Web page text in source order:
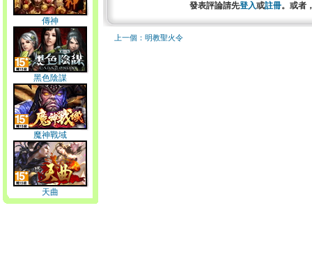
傳神
黑色陰謀
魔神戰域
天曲
發表評論請先登入或註冊。或者
上一個：明教聖火令